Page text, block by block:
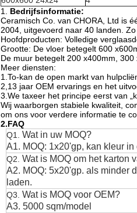
1. Bedrijfsinformatie:
Ceramisch Co. van CHORA, Ltd is
2004, uitgevoerd naar 40 landen.
Hoofdproducten: Volledige
Grootte: De vloer betegelt 600
De muur betegelt 200 x400mm,
Meer diensten:
1.To-kan de open markt van
2,13 jaar OEM ervarings en het
3.We taxeer het principe eerst van
Wij waarborgen stabiele kwaliteit,
om ons voor verdere informatie te
2.FAQ
Q1. Wat in uw MOQ?
A1. MOQ: 1x20'gp, kan kleur
Q2. Wat is MOQ om het karton
A2. MOQ: 5x20'gp. als minder
laden.
Q3. Wat is MOQ voor OEM?
A3. 5000 sqm/model